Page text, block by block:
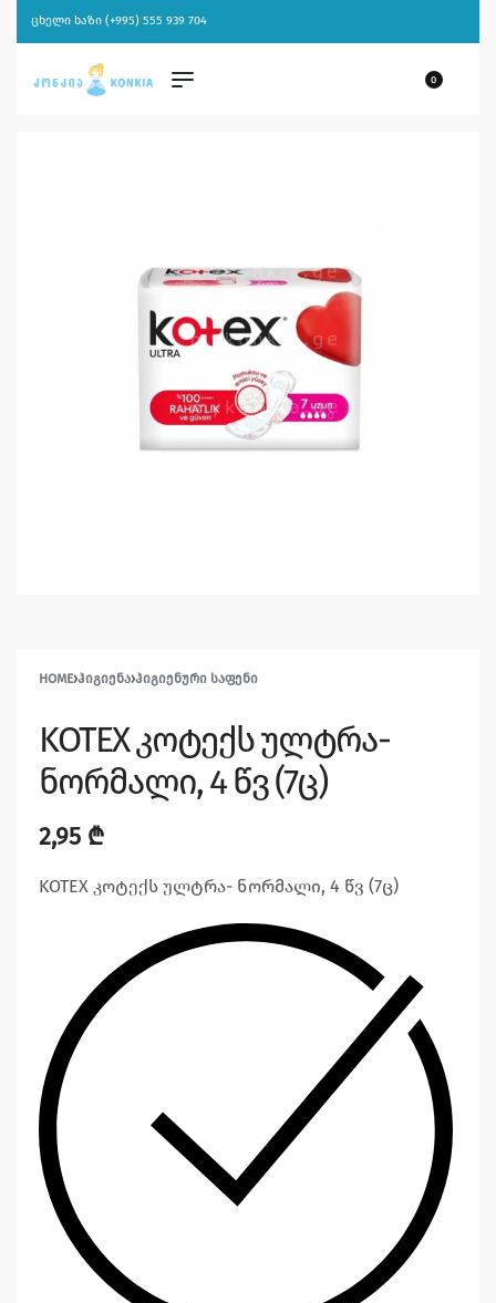
ცხელი ხაზი (+995) 555 939 704
0
HOME›ᲰᲘᲒᲘᲔᲜᲐ›ᲰᲘᲒᲘᲔᲜᲣᲠᲘ ᲡᲐᲤᲔᲜᲘ
KOTEX კოტექს ულტრა-
ნორმალი, 4 წვ (7ც)
2,95 ₾
KOTEX კოტექს ულტრა- ნორმალი, 4 წვ (7ც)